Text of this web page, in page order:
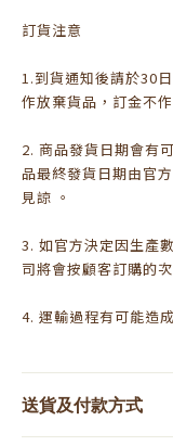
訂貨注意
1.到貨通知後請於30
作放棄貨品，訂金不
2. 商品發貨日期會有
品最終發貨日期由官
見諒 。
3. 如官方決定因生產
司將會按顧客訂購的
4. 運輸過程有可能造
送貨及付款方式